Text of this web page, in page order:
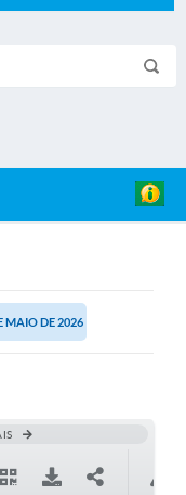
MAIO DE 2026